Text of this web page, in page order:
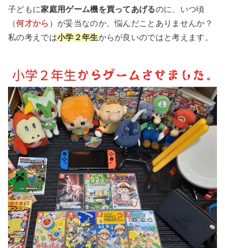
子どもに家庭用ゲーム機を買ってあげるのに、いつ頃
（何才から ）が妥当なのか、悩んだことありませんか？
私の考えでは小学２年生からが良いのではと考えます。